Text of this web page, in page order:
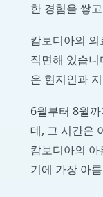
한 경험을 쌓
캄보디아의
직면해 있습
은 현지인과
6월부터 8월
데, 그 시간은
캄보디아의
기에 가장 아